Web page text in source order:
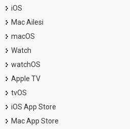
iOS
Mac Ailesi
macOS
Watch
watchOS
Apple TV
tvOS
iOS App Store
Mac App Store